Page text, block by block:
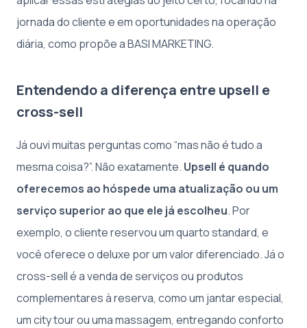
jornada do cliente e em oportunidades na operação
diária, como propõe a BASI MARKETING.
Entendendo a diferença entre upsell e
cross-sell
Já ouvi muitas perguntas como “mas não é tudo a
mesma coisa?”. Não exatamente. Upsell é quando
oferecemos ao hóspede uma atualização ou um
serviço superior ao que ele já escolheu. Por
exemplo, o cliente reservou um quarto standard, e
você oferece o deluxe por um valor diferenciado. Já o
cross-sell é a venda de serviços ou produtos
complementares à reserva, como um jantar especial,
um city tour ou uma massagem, entregando conforto